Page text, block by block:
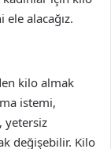
alacağız.
kilo almak
istemi,
yetersiz
değişebilir. Kilo